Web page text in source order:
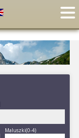
Maluszki(0-4)